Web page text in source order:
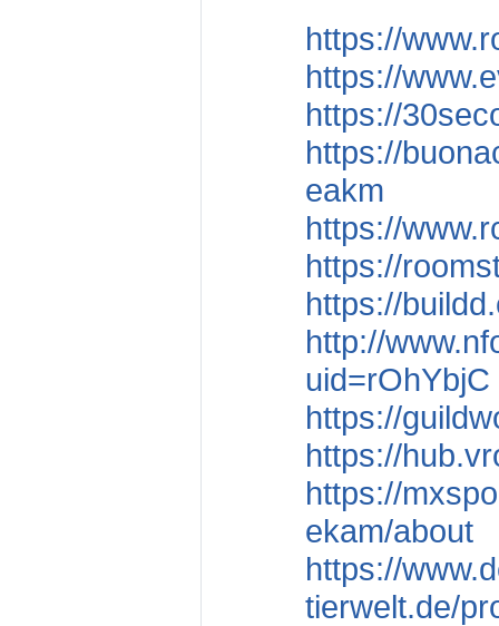
https://
https://
https://
https://
eakm
https://
https://
https://
http://
uid=rOhYbjC
https://
https://
https://
ekam/about
https://
tierwelt.de/